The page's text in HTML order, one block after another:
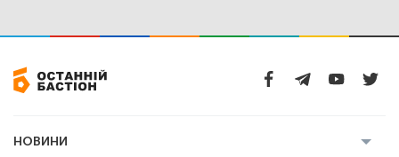
НОВИНИ